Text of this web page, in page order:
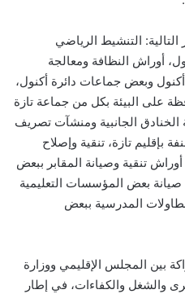
التنشيط الرياضي
أوراش النظافة ومعالجة
وبعض جماعات دائرة أكنول،
على البيئة بكل من جماعة تازة
الخنادق الجانبية ومنشآت تصريف
بإقليم تازة، تنقية وإصلاح
تنقية وصيانة المقابر ببعض
صيانة بعض المؤسسات التعليمية
المدرسية ببعض
بين المجلس الإقليمي ووزارة
والشغل والكفاءات، في إطار